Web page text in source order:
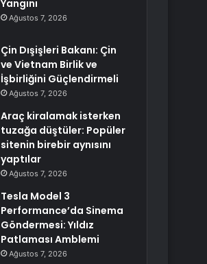
Yangını
Ağustos 7, 2026
Çin Dışişleri Bakanı: Çin
ve Vietnam Birlik ve
İşbirliğini Güçlendirmeli
Ağustos 7, 2026
Araç kiralamak isterken
tuzağa düştüler: Popüler
sitenin birebir aynısını
yaptılar
Ağustos 7, 2026
Tesla Model 3
Performance’da Sinema
Göndermesi: Yıldız
Patlaması Amblemi
Ağustos 7, 2026